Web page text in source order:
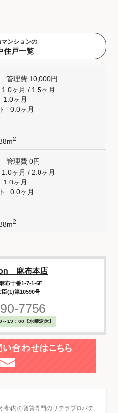
ンションの
住戸一覧
管理費 10,000円
1.0ヶ月/ 1.5ヶ月
1.0ヶ月
0.0ヶ月
2
管理費 0円
1.0ヶ月/ 2.0ヶ月
1.0ヶ月
0.0ヶ月
2
麻布本店
布十番1-7-1-6F
臣(1)第10590号
7756
～19：00【水曜定休】
都内の賃貸専門のリテラプロパテ